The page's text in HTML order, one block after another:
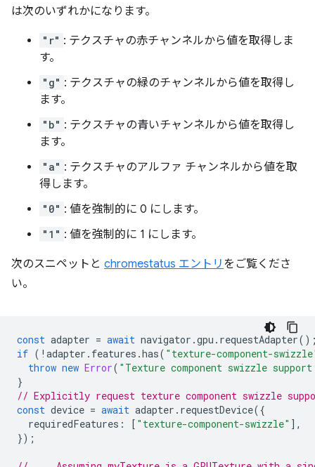
は次のいずれかになります。
"r" : テクスチャの赤チャンネルから値を取得しま
す。
"g" : テクスチャの緑のチャンネルから値を取得し
ます。
"b" : テクスチャの青いチャンネルから値を取得し
ます。
"a" : テクスチャのアルファ チャンネルから値を取
得します。
"0" : 値を強制的に 0 にします。
"1" : 値を強制的に 1 にします。
次のスニペットと chromestatus エントリ をご覧くださ
い。
const adapter = await navigator .gpu . requestAdapter
if ( ! adapter . features .has( "texture-component-
throw new Error( "Texture component swizzle
}
// Explicitly request texture component swizzle
const device = await adapter . requestDevice({
requiredFeatures : [ "texture-component-swizzle" ],
});